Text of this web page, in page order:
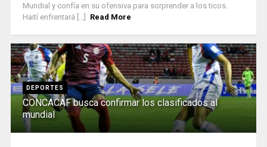
Mundial y confía en su ofensiva para sorprender a los ticos.
Haití enfrentará [...]
Read More
DEPORTES
CONCACAF busca confirmar los clasificados al
mundial